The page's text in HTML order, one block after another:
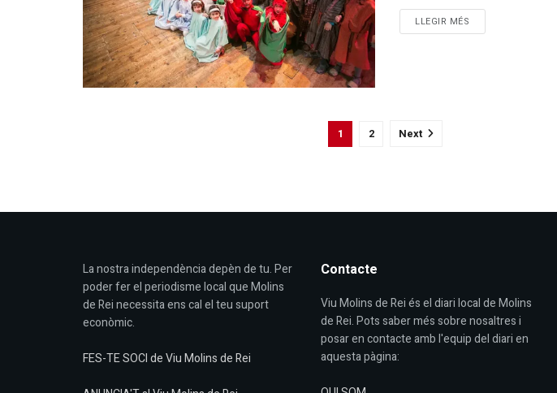
LLEGIR MÉS
1 2 Next
La nostra independència depèn de tu. Per
poder fer el periodisme local que Molins
de Rei necessita ens cal el teu suport
econòmic.
FES-TE SOCI de Viu Molins de Rei
Contacte
Viu Molins de Rei és el diari local de Molins
de Rei. Pots saber més sobre nosaltres i
posar en contacte amb l'equip del diari en
aquesta pàgina: